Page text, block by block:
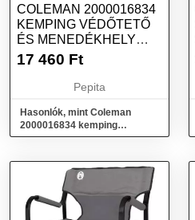
COLEMAN 2000016834
KEMPING VÉDŐTETŐ
ÉS MENEDÉKHELY
VÉDŐPONYVA
17 460 Ft
Pepita
Hasonlók, mint Coleman
2000016834 kemping
védőtető és menedékhely